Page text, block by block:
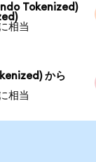
Tokenized)
相当
から
相当